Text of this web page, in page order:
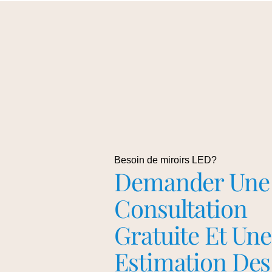
Besoin de miroirs LED?
Demander Une
Consultation
Gratuite Et Une
Estimation